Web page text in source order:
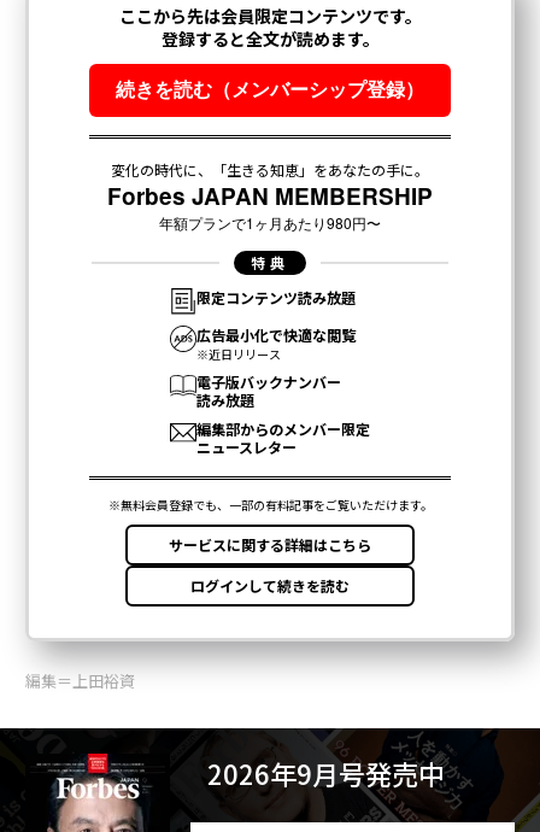
編集＝上田裕資
2026年9月号発売中